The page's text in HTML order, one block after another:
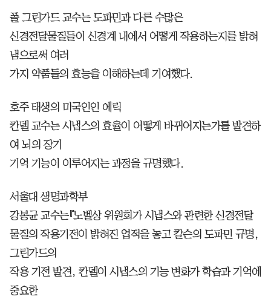
폴 그린가드 교수는 도파민과 다른 수많은
신경전달물질들이 신경계 내에서 어떻게 작용하는지를 밝혀
냄으로써 여러
가지 약품들의 효능을 이해하는데 기여했다.
호주 태생의 미국인인 에릭
칸델 교수는 시냅스의 효율이 어떻게 바뀌어지는가를 발견하
여 뇌의 장기
기억 기능이 이루어지는 과정을 규명했다.
서울대 생명과학부
강봉균 교수는『노벨상 위원회가 시냅스와 관련한 신경전달
물질의 작용기전이 밝혀진 업적을 놓고 칼슨의 도파민 규명,
그린가드의
작용 기전 발견, 칸델이 시냅스의 기능 변화가 학습과 기억에
중요한